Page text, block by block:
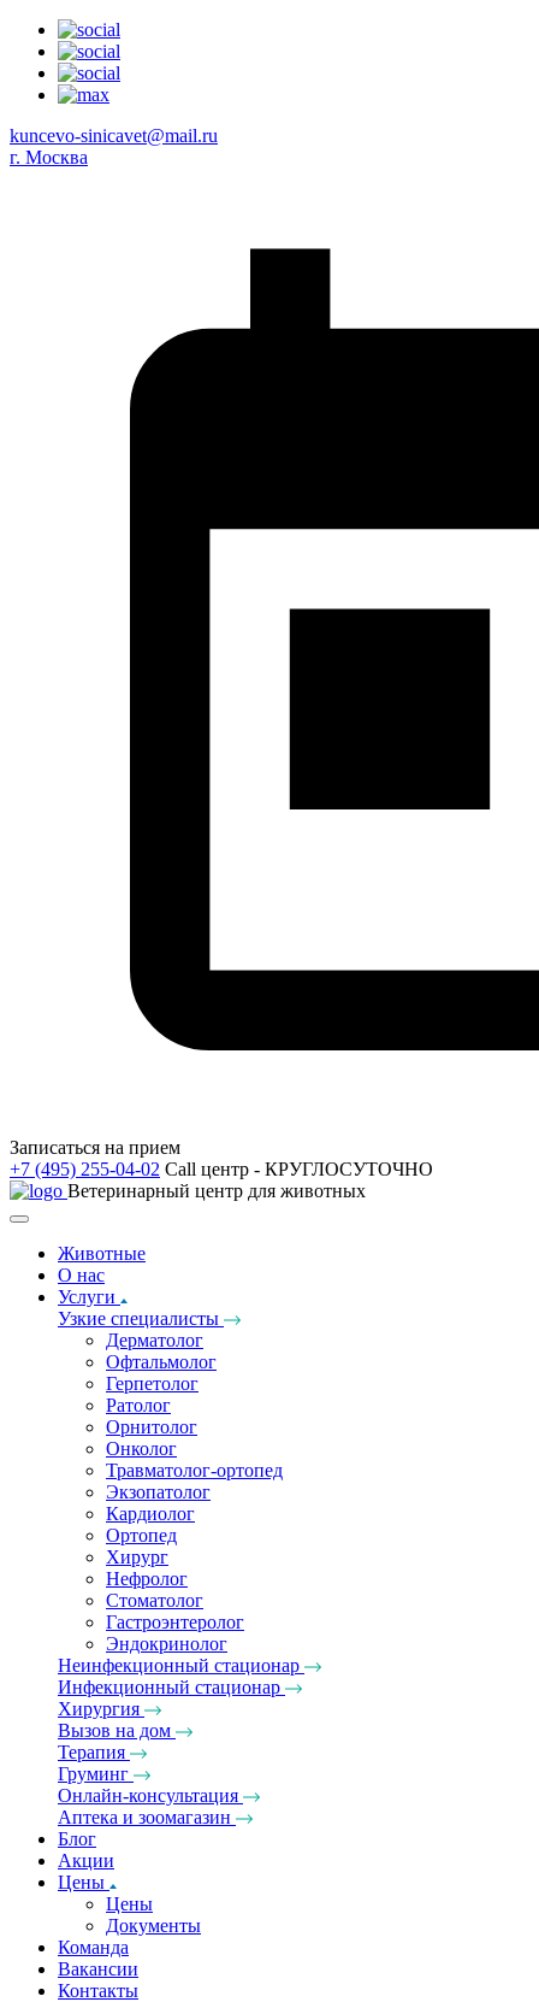
kuncevo-sinicavet@mail.ru
г. Москва
Записаться на прием
+7 (495) 255-04-02 Call центр - КРУГЛОСУТОЧНО
Ветеринарный центр для животных
Животные
О нас
Услуги
Узкие специалисты
Дерматолог
Офтальмолог
Герпетолог
Ратолог
Орнитолог
Онколог
Травматолог-ортопед
Экзопатолог
Кардиолог
Ортопед
Хирург
Нефролог
Стоматолог
Гастроэнтеролог
Эндокринолог
Неинфекционный стационар
Инфекционный стационар
Хирургия
Вызов на дом
Терапия
Груминг
Онлайн-консультация
Аптека и зоомагазин
Блог
Акции
Цены
Цены
Документы
Команда
Вакансии
Контакты